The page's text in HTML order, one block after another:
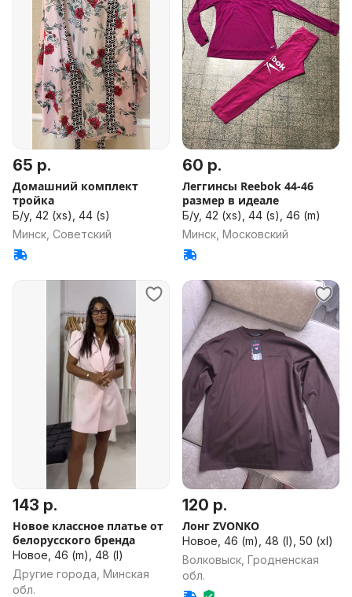
65 р.
Домашний комплект
тройка
Б/у, 42 (xs), 44 (s)
Минск, Советский
60 р.
Леггинсы Reebok 44-46
размер в идеале
Б/у, 42 (xs), 44 (s), 46 (m)
Минск, Московский
143 р.
Новое классное платье от
белорусского бренда
Новое, 46 (m), 48 (l)
Другие города, Минская
обл.
120 р.
Лонг ZVONKO
Новое, 46 (m), 48 (l), 50 (xl)
Волковыск, Гродненская
обл.